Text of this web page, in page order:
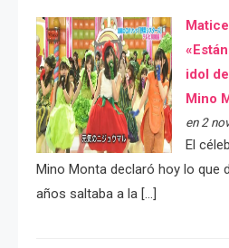
idol
Mino
en 2
El
Mino Monta declaró hoy lo que
años saltaba a la […]